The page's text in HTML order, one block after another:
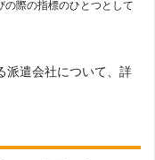
の際の指標のひとつとして
派遣会社について、詳